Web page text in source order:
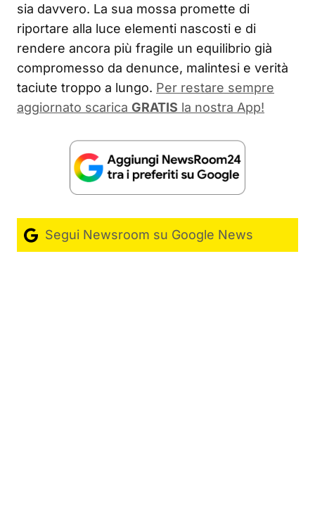
sia davvero. La sua mossa promette di
riportare alla luce elementi nascosti e di
rendere ancora più fragile un equilibrio già
compromesso da denunce, malintesi e verità
taciute troppo a lungo. Per restare sempre
aggiornato scarica GRATIS la nostra App!
Segui Newsroom su Google News